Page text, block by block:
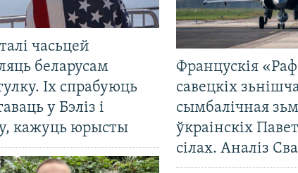
часьцей
беларусам
Іх спрабуюць
у Бэліз і
кажуць юрысты
Францускія
савецкіх
сымбалічная
ўкраінскіх
сілах. Аналіз